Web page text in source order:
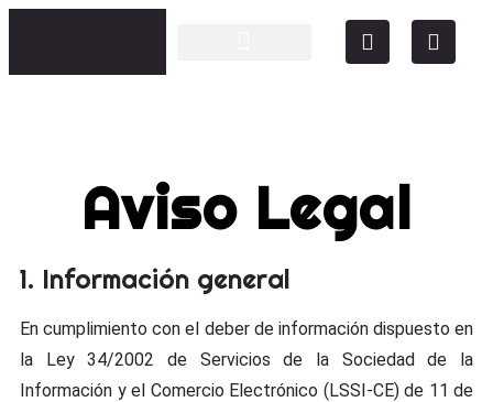
Aviso Legal
1. Información general
En cumplimiento con el deber de información dispuesto en
la Ley 34/2002 de Servicios de la Sociedad de la
Información y el Comercio Electrónico (LSSI-CE) de 11 de